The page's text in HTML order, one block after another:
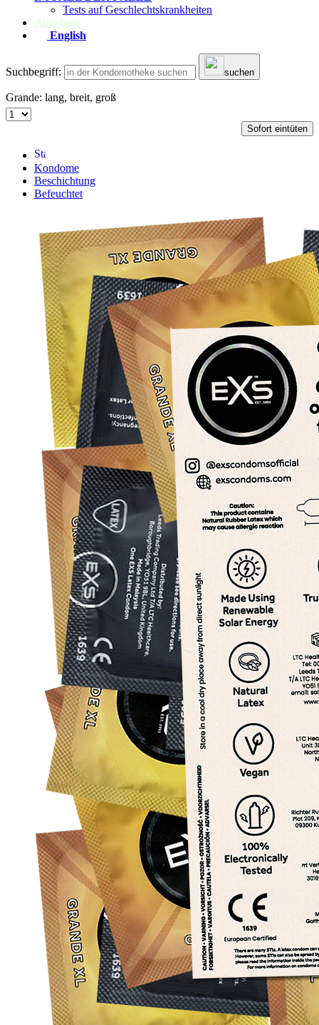
Tests auf Geschlechtskrankheiten
Angebote
English
Suchbegriff: suchen
Grande: lang, breit, groß
Sofort eintüten
Kondome
Beschichtung
Befeuchtet